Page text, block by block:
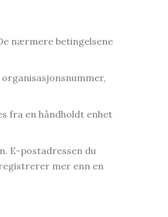
nærmere betingelsene
fra en håndholdt enhet
E-postadressen du
mer enn en